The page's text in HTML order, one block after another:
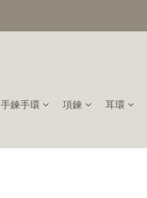
手鍊手環 項鍊 耳環